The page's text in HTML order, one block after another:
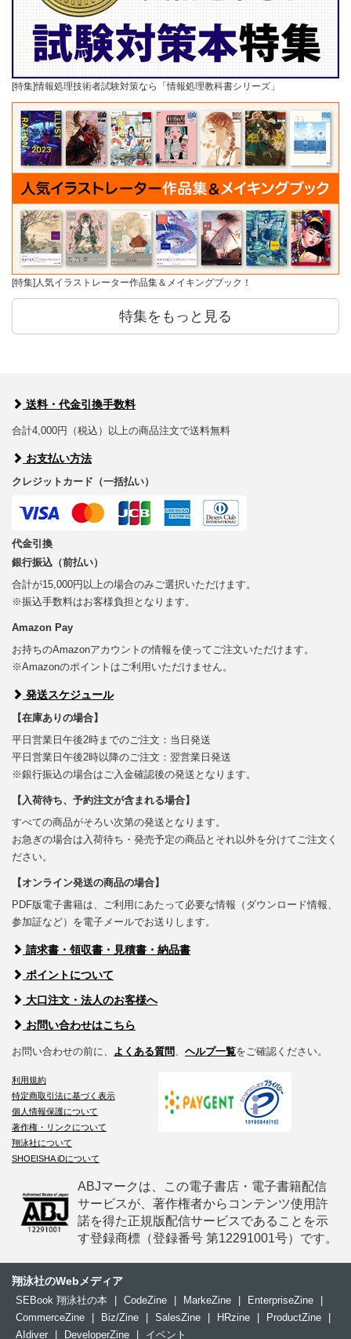
[特集]情報処理技術者試験対策なら「情報処理教科書シリーズ」
[特集]人気イラストレーター作品集＆メイキングブック！
特集をもっと見る
送料・代金引換手数料
合計4,000円（税込）以上の商品注文で送料無料
お支払い方法
クレジットカード（一括払い）
代金引換
銀行振込（前払い）
合計が15,000円以上の場合のみご選択いただけます。
※振込手数料はお客様負担となります。
Amazon Pay
お持ちのAmazonアカウントの情報を使ってご注文いただけます。
※Amazonのポイントはご利用いただけません。
発送スケジュール
【在庫ありの場合】
平日営業日午後2時までのご注文：当日発送
平日営業日午後2時以降のご注文：翌営業日発送
※銀行振込の場合はご入金確認後の発送となります。
【入荷待ち、予約注文が含まれる場合】
すべての商品がそろい次第の発送となります。
お急ぎの場合は入荷待ち・発売予定の商品とそれ以外を分けてご注文く
ださい。
【オンライン発送の商品の場合】
PDF版電子書籍は、ご利用にあたって必要な情報（ダウンロード情報、
参加証など）を電子メールでお送りします。
請求書・領収書・見積書・納品書
ポイントについて
大口注文・法人のお客様へ
お問い合わせはこちら
お問い合わせの前に、 よくある質問 ヘルプ一覧をご確認ください。
利用規約
特定商取引法に基づく表示
個人情報保護について
著作権・リンクについて
翔泳社について
SHOEISHA iDについて
ABJマークは、この電子書店・電子書籍配信
サービスが、著作権者からコンテンツ使用許
諾を得た正規版配信サービスであることを示
す登録商標（登録番号 第12291001号）です。
翔泳社のWebメディア
SEBook 翔泳社の本 | CodeZine | MarkeZine | EnterpriseZine
|
CommerceZine
| Biz/Zine | SalesZine | HRzine | ProductZine
|
AIdiver
| DeveloperZine | イベント